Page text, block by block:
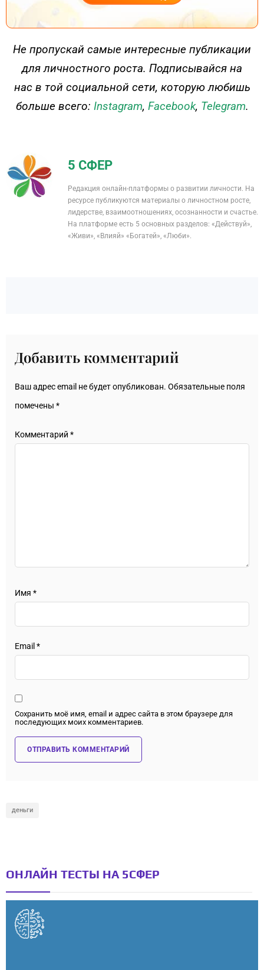
ДЕЙСТВУЙ
Не пропускай самые интересные публикации
для личностного роста. Подписывайся на
нас в той социальной сети, которую любишь
больше всего: Instagram, Facebook, Telegram.
5 СФЕР
Редакция онлайн-платформы о развитии личности. На
ресурсе публикуются материалы о личностном росте,
лидерстве, взаимоотношениях, осознанности и счастье.
На платформе есть 5 основных разделов: «Действуй»,
«Живи», «Влияй» «Богатей», «Люби».
Добавить комментарий
Ваш адрес email не будет опубликован. Обязательные поля
помечены *
Комментарий *
Имя *
Email *
Сохранить моё имя, email и адрес сайта в этом браузере для
последующих моих комментариев.
деньги
ОНЛАЙН ТЕСТЫ НА 5СФЕР